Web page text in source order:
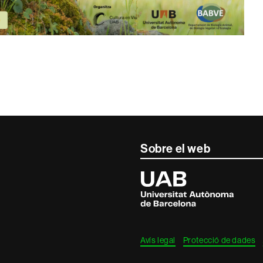
Sobre el web
Universitat
Autònoma
de
Barcelona
Avís legal Protecció de dades